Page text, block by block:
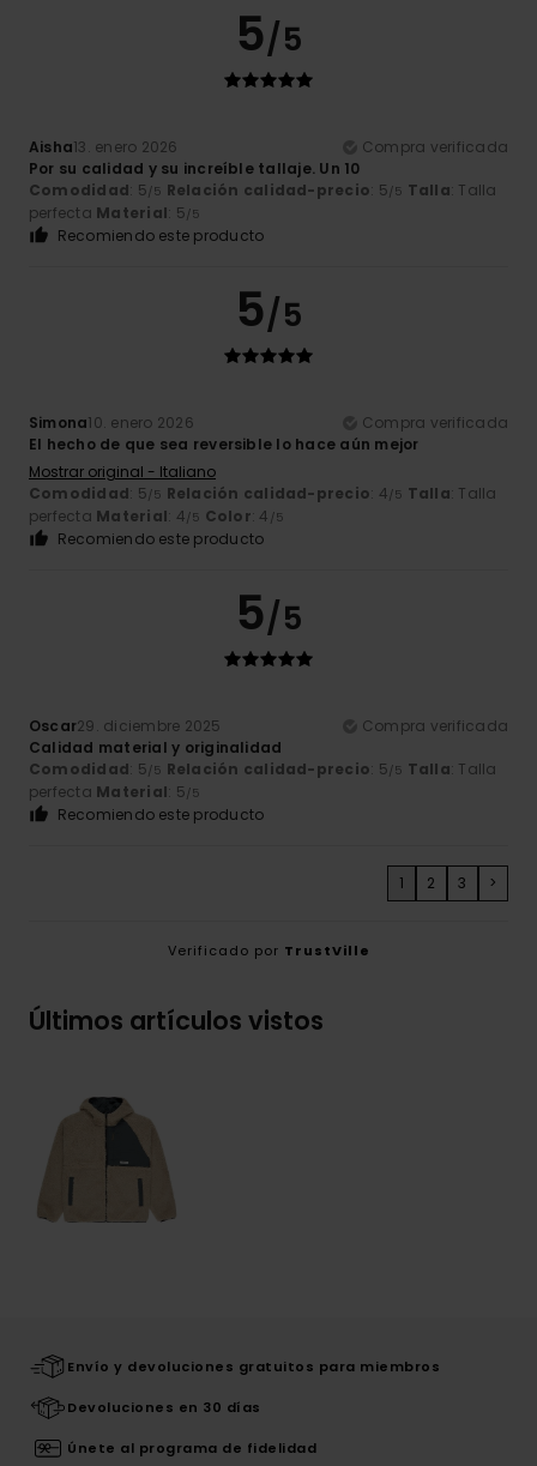
5/5
Aisha13. enero 2026
Compra verificada
Por su calidad y su increíble tallaje. Un 10
Comodidad: 5/5 Relación calidad-precio: 5/5 Talla: Talla
perfecta Material: 5/5
Recomiendo este producto
5/5
Simona10. enero 2026
Compra verificada
El hecho de que sea reversible lo hace aún mejor
Mostrar original - Italiano
Comodidad: 5/5 Relación calidad-precio: 4/5 Talla: Talla
perfecta Material: 4/5 Color: 4 /5
Recomiendo este producto
5/5
Oscar29. diciembre 2025
Compra verificada
Calidad material y originalidad
Comodidad: 5/5 Relación calidad-precio: 5/5 Talla: Talla
perfecta Material: 5/5
Recomiendo este producto
1 2 3 >
Verificado por TrustVille
Últimos artículos vistos
Envío y devoluciones gratuitos para miembros
Devoluciones en 30 días
Únete al programa de fidelidad